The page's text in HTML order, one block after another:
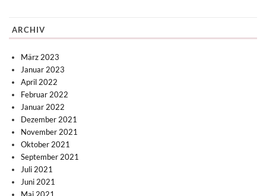
ARCHIV
März 2023
Januar 2023
April 2022
Februar 2022
Januar 2022
Dezember 2021
November 2021
Oktober 2021
September 2021
Juli 2021
Juni 2021